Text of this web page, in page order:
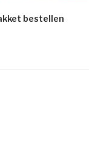
bestellen